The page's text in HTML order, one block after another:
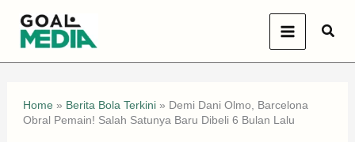
Home» Berita Bola Terkini» Demi Dani Olmo, Barcelona
Obral Pemain! Salah Satunya Baru Dibeli 6 Bulan Lalu